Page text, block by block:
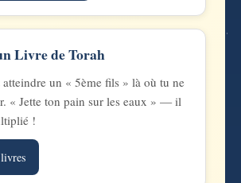
Livre de Torah
un « 5ème fils » là où tu ne
« Jette ton pain sur les eaux » — il
!